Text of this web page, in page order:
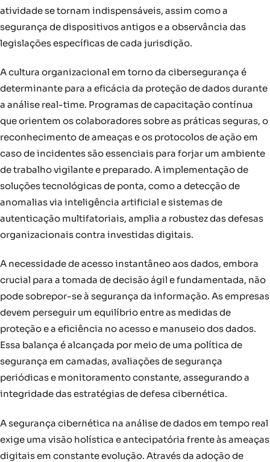
atividade se tornam indispensáveis, assim como a
segurança de dispositivos antigos e a observância das
legislações específicas de cada jurisdição.
A cultura organizacional em torno da cibersegurança é
determinante para a eficácia da proteção de dados durante
a análise real-time. Programas de capacitação contínua
que orientem os colaboradores sobre as práticas seguras, o
reconhecimento de ameaças e os protocolos de ação em
caso de incidentes são essenciais para forjar um ambiente
de trabalho vigilante e preparado. A implementação de
soluções tecnológicas de ponta, como a detecção de
anomalias via inteligência artificial e sistemas de
autenticação multifatoriais, amplia a robustez das defesas
organizacionais contra investidas digitais.
A necessidade de acesso instantâneo aos dados, embora
crucial para a tomada de decisão ágil e fundamentada, não
pode sobrepor-se à segurança da informação. As empresas
devem perseguir um equilíbrio entre as medidas de
proteção e a eficiência no acesso e manuseio dos dados.
Essa balança é alcançada por meio de uma política de
segurança em camadas, avaliações de segurança
periódicas e monitoramento constante, assegurando a
integridade das estratégias de defesa cibernética.
A segurança cibernética na análise de dados em tempo real
exige uma visão holística e antecipatória frente às ameaças
digitais em constante evolução. Através da adoção de